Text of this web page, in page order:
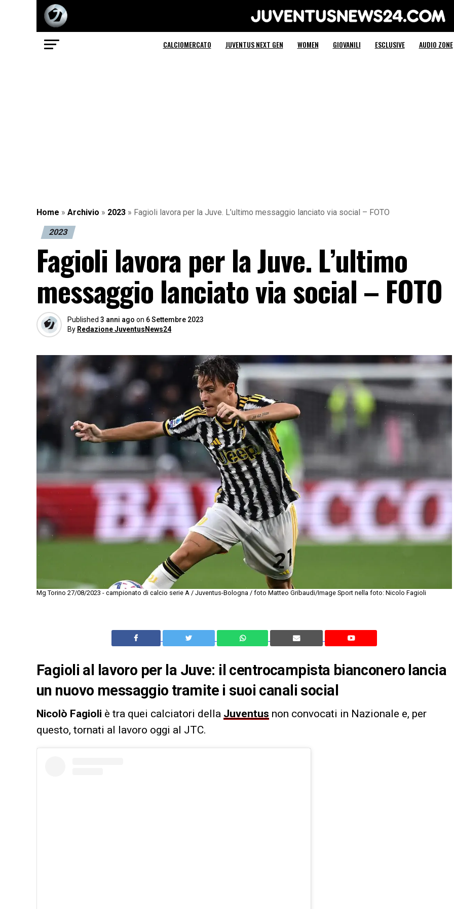
Juventus News 24
CALCIOMERCATO JUVENTUS NEXT GEN WOMEN GIOVANILI ESCLUSIVE AUDIO ZONE
Home » Archivio » 2023 » Fagioli lavora per la Juve. L’ultimo messaggio lanciato via social – FOTO
2023
Fagioli lavora per la Juve. L’ultimo
messaggio lanciato via social – FOTO
Published 3 anni ago on 6 Settembre 2023
By Redazione JuventusNews24
Mg Torino 27/08/2023 - campionato di calcio serie A / Juventus-Bologna / foto Matteo Gribaudi/Image Sport nella foto: Nicolo Fagioli
Fagioli al lavoro per la Juve: il centrocampista bianconero lancia
un nuovo messaggio tramite i suoi canali social
Nicolò Fagioli è tra quei calciatori della Juventus non convocati in Nazionale e, per
questo, tornati al lavoro oggi al JTC.